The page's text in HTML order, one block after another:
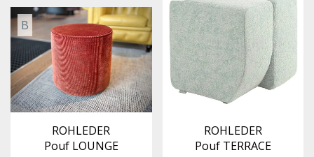
ROHLEDER
Pouf TERRACE
B
ROHLEDER
Pouf LOUNGE